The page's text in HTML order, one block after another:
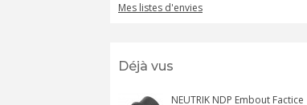
Mes listes d'envies
Déjà vus
NEUTRIK NDP Embout Factice